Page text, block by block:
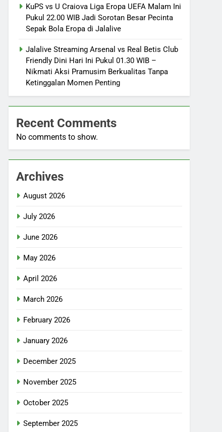
KuPS vs U Craiova Liga Eropa UEFA Malam Ini
Pukul 22.00 WIB Jadi Sorotan Besar Pecinta
Sepak Bola Eropa di Jalalive
Jalalive Streaming Arsenal vs Real Betis Club
Friendly Dini Hari Ini Pukul 01.30 WIB –
Nikmati Aksi Pramusim Berkualitas Tanpa
Ketinggalan Momen Penting
Recent Comments
No comments to show.
Archives
August 2026
July 2026
June 2026
May 2026
April 2026
March 2026
February 2026
January 2026
December 2025
November 2025
October 2025
September 2025